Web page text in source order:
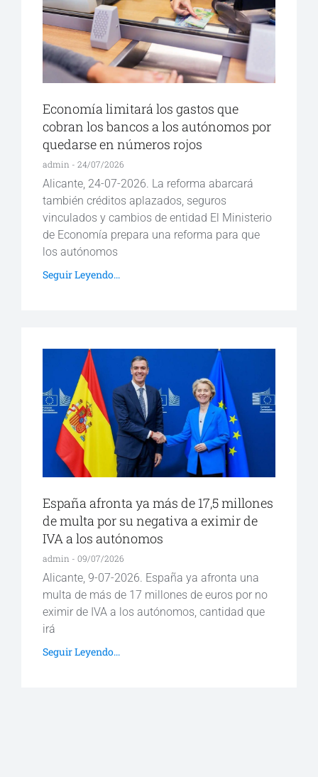
Economía limitará los gastos que
cobran los bancos a los autónomos por
quedarse en números rojos
admin 24/07/2026
Alicante, 24-07-2026. La reforma abarcará
también créditos aplazados, seguros
vinculados y cambios de entidad El Ministerio
de Economía prepara una reforma para que
los autónomos
Seguir Leyendo...
España afronta ya más de 17,5 millones
de multa por su negativa a eximir de
IVA a los autónomos
admin 09/07/2026
Alicante, 9-07-2026. España ya afronta una
multa de más de 17 millones de euros por no
eximir de IVA a los autónomos, cantidad que
irá
Seguir Leyendo...